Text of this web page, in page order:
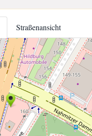
Straßenansicht